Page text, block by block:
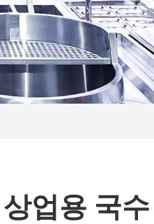
상업용 국